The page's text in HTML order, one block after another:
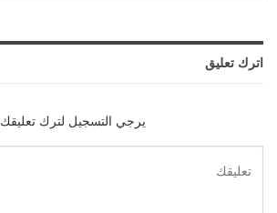
اترك تعليق
يرجي التسجيل لترك تعليقك